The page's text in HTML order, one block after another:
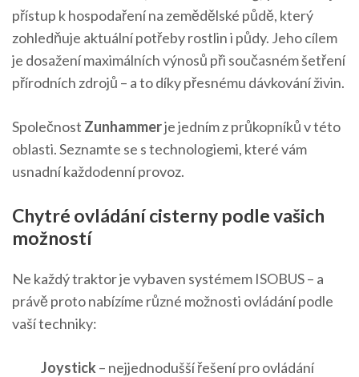
přístup k hospodaření na zemědělské půdě, který
zohledňuje aktuální potřeby rostlin i půdy. Jeho cílem
je dosažení maximálních výnosů při současném šetření
přírodních zdrojů – a to díky přesnému dávkování živin.
Společnost Zunhammerje jedním z průkopníků v této
oblasti. Seznamte se s technologiemi, které vám
usnadní každodenní provoz.
Chytré ovládání cisterny podle vašich
možností
Ne každý traktor je vybaven systémem ISOBUS – a
právě proto nabízíme různé možnosti ovládání podle
vaší techniky:
Joystick – nejjednodušší řešení pro ovládání